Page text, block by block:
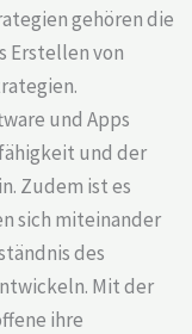
gehören die
Erstellen von
und Apps
und der
Zudem ist es
sich miteinander
des
Mit der
ihre